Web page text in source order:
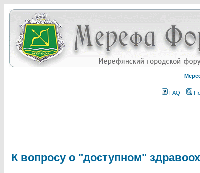
FAQ
К вопросу о "доступном"